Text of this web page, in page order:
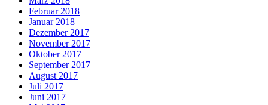
Februar 2018
Januar 2018
Dezember 2017
November 2017
Oktober 2017
September 2017
August 2017
Juli 2017
Juni 2017